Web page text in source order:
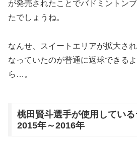
が発売されたことでバドミントン
たでしょうね。
なんせ、スイートエリアが拡大さ
なっていたのが普通に返球できる
ら…。
桃田賢斗選手が使用している
2015年～2016年